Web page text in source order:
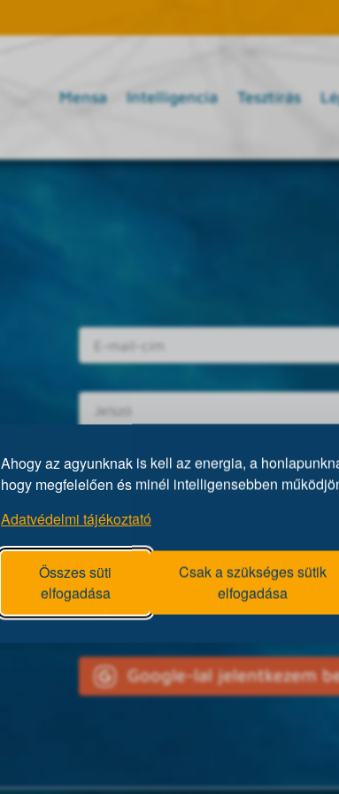
Ahogy az agyunknak is kell az energia, a
hogy megfelelően és minél intelligensebben
Adatvédelmi tájékoztató
Összes süti
elfogadása
Csak a szükséges sütik
elfogadása
Mensa Intelligencia Tesztírás
Facebookkal jelentkezem
Google-lal jelentkezem